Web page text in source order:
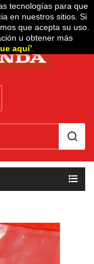
tecnologías para que
en nuestros sitios. Si
que acepta su uso.
u obtener más
aquí’